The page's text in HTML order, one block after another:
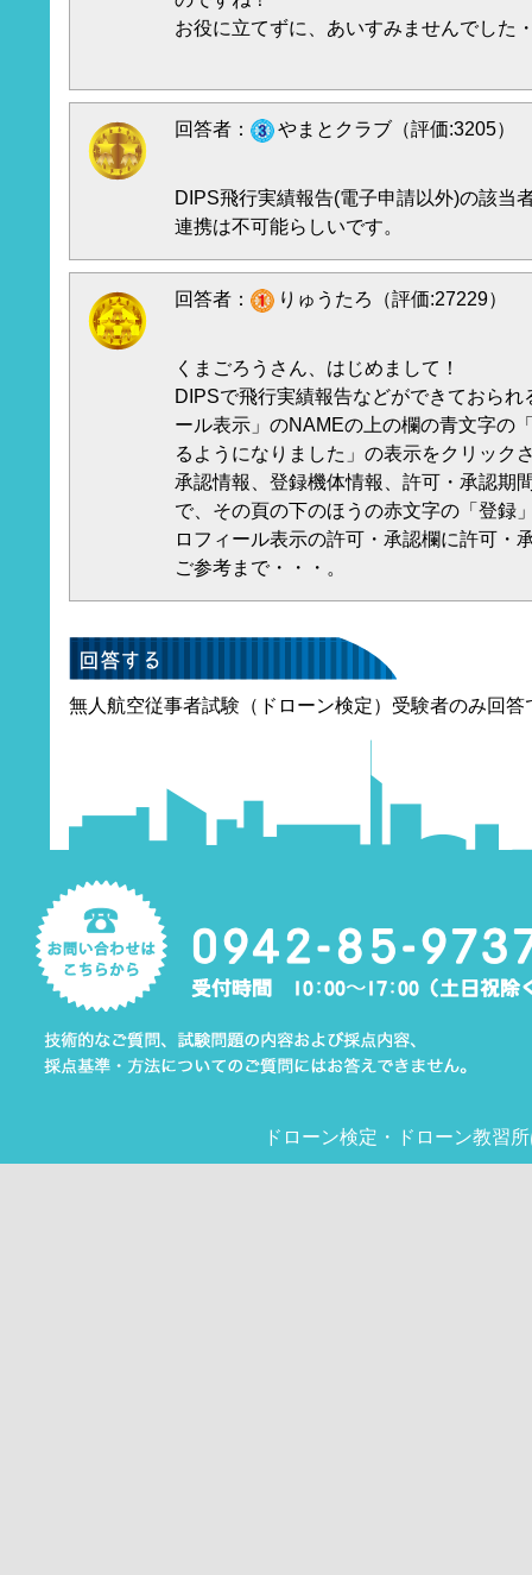
お役に立てずに、あいすみませんでした
回答者： やまとクラブ（評価:3205）
DIPS飛行実績報告(電子申請以外)の該当
連携は不可能らしいです。
回答者： りゅうたろ（評価:27229）
くまごろうさん、はじめまして！
DIPSで飛行実績報告などができておら
ール表示」のNAMEの上の欄の青文字の
るようになりました」の表示をクリック
承認情報、登録機体情報、許可・承認期
で、その頁の下のほうの赤文字の「登録
ロフィール表示の許可・承認欄に許可・
ご参考まで・・・。
無人航空従事者試験（ドローン検定）受験者のみ回答
ドローン検定 ・ ドローン教習所